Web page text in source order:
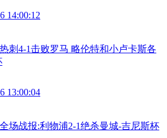
14:00:12
刺4-1击败罗马 略伦特和小卢卡斯各
13:00:04
场战报:利物浦2-1绝杀曼城-吉尼斯杯